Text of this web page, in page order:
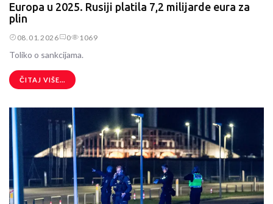
Europa u 2025. Rusiji platila 7,2 milijarde eura za
plin
08.01.2026 0 1069
Toliko o sankcijama.
ČITAJ VIŠE...